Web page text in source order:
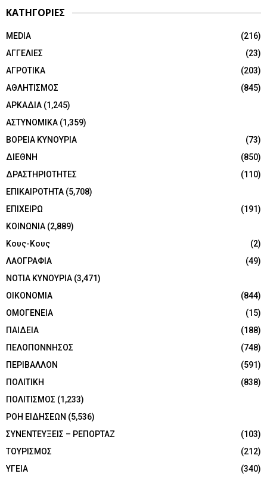
ΚΑΤΗΓΟΡΙΕΣ
MEDIA
(216)
ΑΓΓΕΛΙΕΣ
(23)
ΑΓΡΟΤΙΚΑ
(203)
ΑΘΛΗΤΙΣΜΟΣ
(845)
ΑΡΚΑΔΙΑ (1,245)
ΑΣΤΥΝΟΜΙΚΑ (1,359)
ΒΟΡΕΙΑ ΚΥΝΟΥΡΙΑ
(73)
ΔΙΕΘΝΗ
(850)
ΔΡΑΣΤΗΡΙΟΤΗΤΕΣ
(110)
ΕΠΙΚΑΙΡΟΤΗΤΑ (5,708)
ΕΠΙΧΕΙΡΩ
(191)
ΚΟΙΝΩΝΙΑ (2,889)
Κους-Κους
(2)
ΛΑΟΓΡΑΦΙΑ
(49)
ΝΟΤΙΑ ΚΥΝΟΥΡΙΑ (3,471)
ΟΙΚΟΝΟΜΙΑ
(844)
ΟΜΟΓΕΝΕΙΑ
(15)
ΠΑΙΔΕΙΑ
(188)
ΠΕΛΟΠΟΝΝΗΣΟΣ
(748)
ΠΕΡΙΒΑΛΛΟΝ
(591)
ΠΟΛΙΤΙΚΗ
(838)
ΠΟΛΙΤΙΣΜΟΣ (1,233)
ΡΟΗ ΕΙΔΗΣΕΩΝ (5,536)
ΣΥΝΕΝΤΕΥΞΕΙΣ – ΡΕΠΟΡΤΑΖ
(103)
ΤΟΥΡΙΣΜΟΣ
(212)
ΥΓΕΙΑ
(340)